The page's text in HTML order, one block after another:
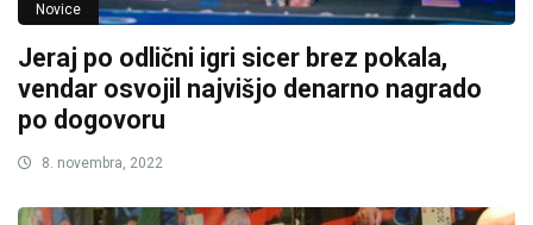
Novice
Jeraj po odlični igri sicer brez pokala,
vendar osvojil najvišjo denarno nagrado
po dogovoru
8. novembra, 2022